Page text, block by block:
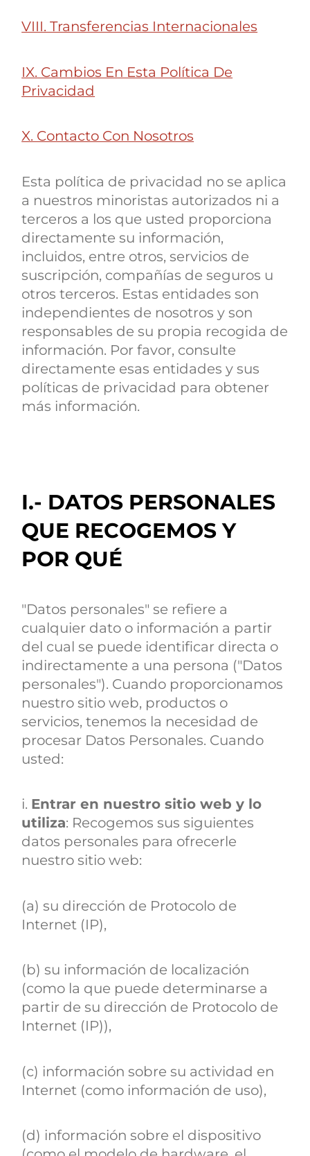
VIII. Transferencias Internacionales
IX. Cambios En Esta Política De
Privacidad
X. Contacto Con Nosotros
Esta política de privacidad no se aplica
a nuestros minoristas autorizados ni a
terceros a los que usted proporciona
directamente su información,
incluidos, entre otros, servicios de
suscripción, compañías de seguros u
otros terceros. Estas entidades son
independientes de nosotros y son
responsables de su propia recogida de
información. Por favor, consulte
directamente esas entidades y sus
políticas de privacidad para obtener
más información.
I.- DATOS PERSONALES
QUE RECOGEMOS Y
POR QUÉ
"Datos personales" se refiere a
cualquier dato o información a partir
del cual se puede identificar directa o
indirectamente a una persona ("Datos
personales"). Cuando proporcionamos
nuestro sitio web, productos o
servicios, tenemos la necesidad de
procesar Datos Personales. Cuando
usted:
i. Entrar en nuestro sitio web y lo
utiliza: Recogemos sus siguientes
datos personales para ofrecerle
nuestro sitio web:
(a) su dirección de Protocolo de
Internet (IP),
(b) su información de localización
(como la que puede determinarse a
partir de su dirección de Protocolo de
Internet (IP)),
(c) información sobre su actividad en
Internet (como información de uso),
(d) información sobre el dispositivo